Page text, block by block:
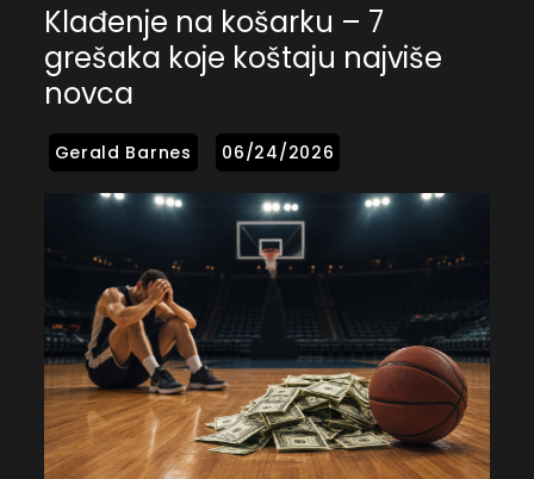
Klađenje na košarku – 7
grešaka koje koštaju najviše
novca